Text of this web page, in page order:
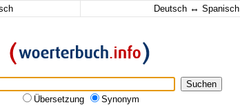
Deutsch ↔ Spanisch
Übersetzung
Synonym